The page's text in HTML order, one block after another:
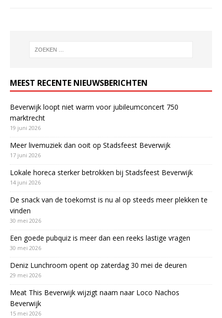
MEEST RECENTE NIEUWSBERICHTEN
Beverwijk loopt niet warm voor jubileumconcert 750
marktrecht
19 juni 2026
Meer livemuziek dan ooit op Stadsfeest Beverwijk
17 juni 2026
Lokale horeca sterker betrokken bij Stadsfeest Beverwijk
14 juni 2026
De snack van de toekomst is nu al op steeds meer plekken te
vinden
30 mei 2026
Een goede pubquiz is meer dan een reeks lastige vragen
30 mei 2026
Deniz Lunchroom opent op zaterdag 30 mei de deuren
29 mei 2026
Meat This Beverwijk wijzigt naam naar Loco Nachos
Beverwijk
15 mei 2026